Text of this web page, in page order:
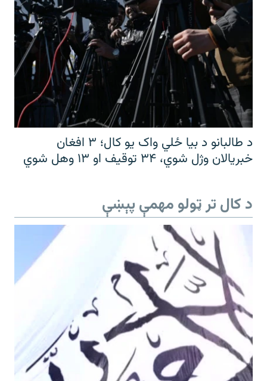
د طالبانو د بیا ځلي واک یو کال؛ ۳ افغان
خبریالان وژل شوي، ۳۴ توقیف او ۱۳ وهل شوي
د کال تر ټولو مهمې پېښې